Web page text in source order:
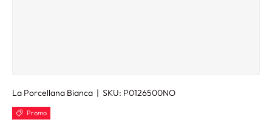
La Porcellana Bianca | SKU: P0126500NO
Promo